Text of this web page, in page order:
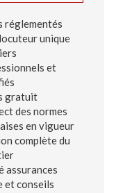
réglementés
unique
et
gratuit
des normes
en vigueur
complète du
assurances
et conseils